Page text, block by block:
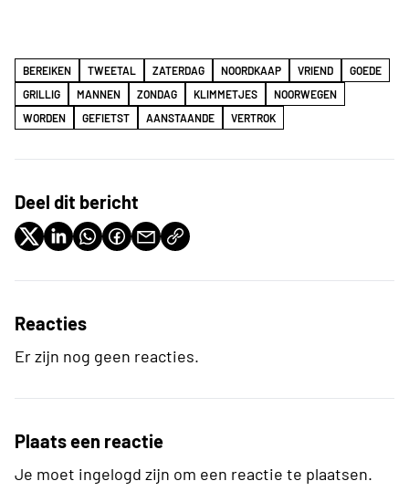
BEREIKEN TWEETAL ZATERDAG NOORDKAAP VRIEND
GOEDE
GRILLIG
MANNEN ZONDAG KLIMMETJES
NOORWEGEN
WORDEN
GEFIETST AANSTAANDE VERTROK
Deel dit bericht
Reacties
Er zijn nog geen reacties.
Plaats een reactie
Je moet ingelogd zijn om een reactie te plaatsen.